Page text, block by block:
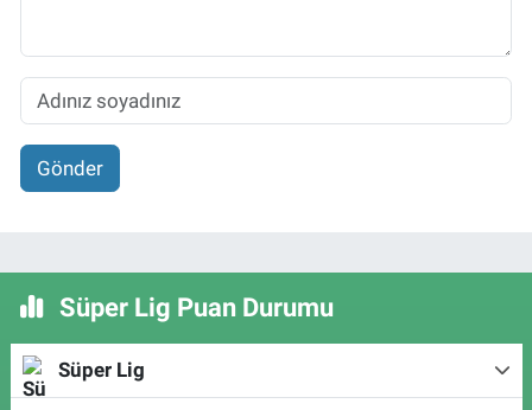
Gönder
Süper Lig Puan Durumu
Süper Lig